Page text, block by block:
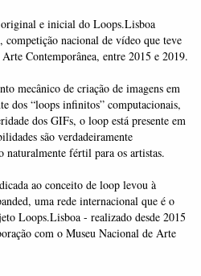
e inicial do Loops.Lisboa
nacional de vídeo que teve
Contemporânea, entre 2015 e 2019.
mecânico de criação de imagens em
dos “loops infinitos” computacionais,
dos GIFs, o loop está presente em
são verdadeiramente
naturalmente fértil para os artistas.
ao conceito de loop levou à
uma rede internacional que é o
Loops.Lisboa - realizado desde 2015
com o Museu Nacional de Arte